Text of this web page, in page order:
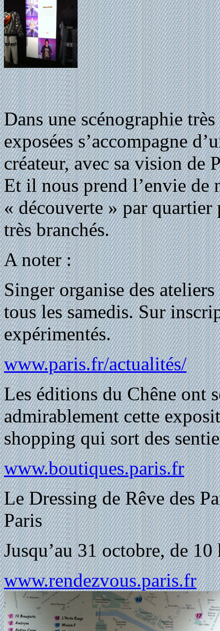
Dans une scénographie
exposées s’accompagne
créateur, avec sa vision de
Et il nous prend l’envie de
« découverte » par
très branchés.
A noter :
Singer organise des
tous les samedis. Sur
expérimentés.
www.paris.fr/actualités/
Les éditions du Chêne ont
admirablement cette
shopping qui sort des
www.boutiques.paris.fr
Le Dressing de Rêve des
Paris
Jusqu’au 31 octobre, de
www.rendezvous.paris.fr